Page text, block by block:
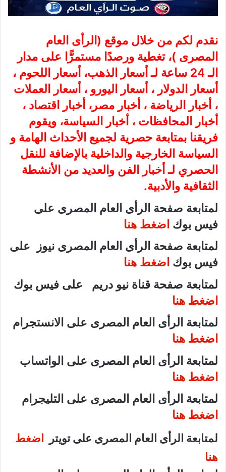
نقدم لكم من خلال موقع ( الرأى العام
المصرى )، تغطية ورصدًا مستمرًّا على مدار
الـ 24 ساعة لـ أسعار الذهب، أسعار اللحوم ،
أسعار الدولار ، أسعار اليورو ، أسعار العملات
، أخبار الرياضة ، أخبار مصر، أخبار اقتصاد ،
أخبار المحافظات ، أخبار السياسة، ويقوم
فريقنا بمتابعة حصرية لجميع الأحداث الهامة و
السياسة الخارجية والداخلية بالإضافة للنقل
الحصري لـ أخبار الفن والعديد من الأنشطة
الثقافية والأدبية.
لمتابعة صفحة الرأى العام المصرى على
فيس بوك اضغط هنا
لمتابعة صفحة الرأى العام المصرى نيوز على
فيس بوك اضغط هنا
لمتابعة صفحة قناة نيو دريم على فيس بوك
اضغط هنا
لمتابعة الرأى العام المصرى على الانستجرام
اضغط هنا
لمتابعة الرأى العام المصرى على الواتساب
اضغط هنا
لمتابعة الرأى العام المصرى على التليجرام
اضغط هنا
لمتابعة الرأى العام المصرى على تويتر اضغط
هنا